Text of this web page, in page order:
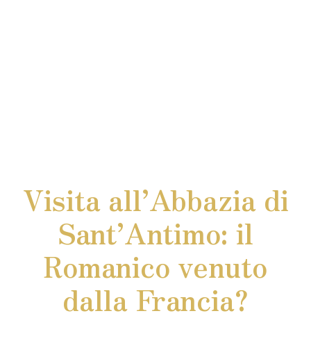
Visita all’Abbazia di
Sant’Antimo: il
Romanico venuto
dalla Francia?